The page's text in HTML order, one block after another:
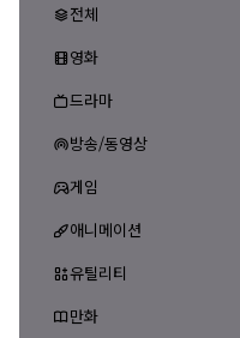
전체
영화
드라마
방송/동영상
게임
애니메이션
유틸리티
만화